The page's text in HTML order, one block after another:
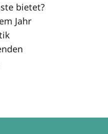
bietet?
Jahr